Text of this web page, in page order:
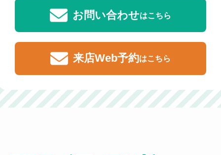
お問い合わせはこちら
来店Web予約はこちら